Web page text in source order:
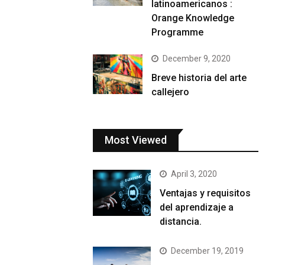
latinoamericanos :
Orange Knowledge
Programme
December 9, 2020
Breve historia del arte
callejero
Most Viewed
April 3, 2020
Ventajas y requisitos
del aprendizaje a
distancia.
December 19, 2019